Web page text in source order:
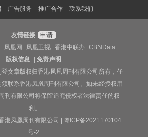
广告服务 推广合作 联系我们
友情链接
申请
凤凰网 凤凰卫视 香港中联办
CBNData
版权信息
|免责声明
文章版权归香港凤凰周刊有限公司所有，任
联系香港凤凰周刊有限公司。如未经授权用
刊有限公司将保留追究侵权者法律责任的权
利。
港凤凰周刊有限公司 | 粤ICP备2021170104
号-2